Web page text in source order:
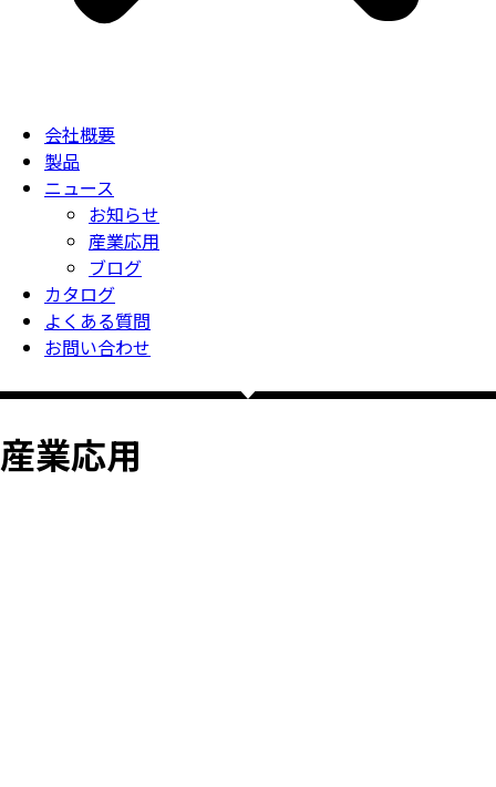
会社概要
製品
ニュース
お知らせ
産業応用
ブログ
カタログ
よくある質問
お問い合わせ
産業応用